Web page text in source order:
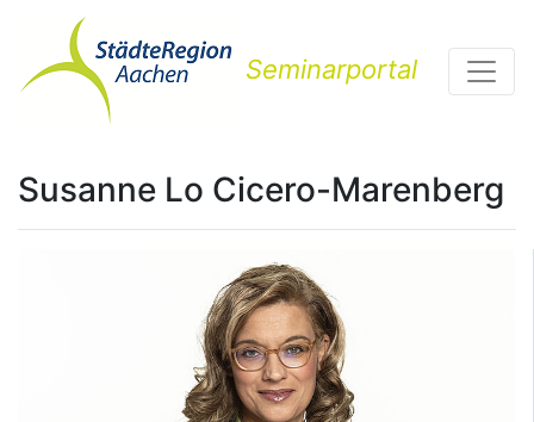
Seminarportal
Susanne Lo Cicero-Marenberg